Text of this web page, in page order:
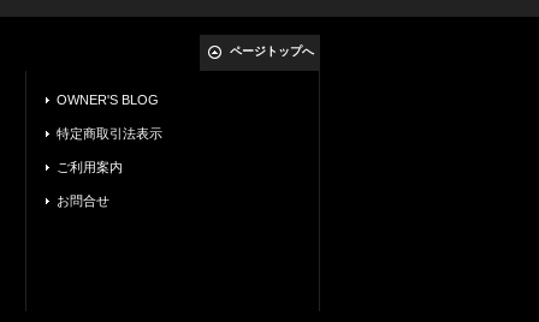
ページトップへ
OWNER'S BLOG
特定商取引法表示
ご利用案内
お問合せ